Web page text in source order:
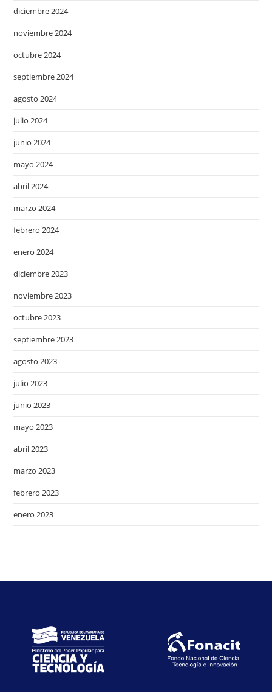
diciembre 2024
noviembre 2024
octubre 2024
septiembre 2024
agosto 2024
julio 2024
junio 2024
mayo 2024
abril 2024
marzo 2024
febrero 2024
enero 2024
diciembre 2023
noviembre 2023
octubre 2023
septiembre 2023
agosto 2023
julio 2023
junio 2023
mayo 2023
abril 2023
marzo 2023
febrero 2023
enero 2023